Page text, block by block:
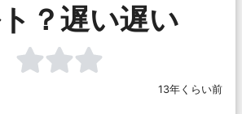
？遅い遅い
13年くらい前